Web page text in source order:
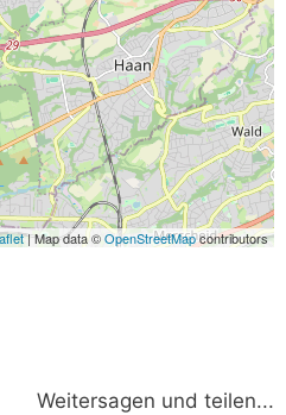
| Map data ©OpenStreetMapcontributors
Weitersagen und teilen...